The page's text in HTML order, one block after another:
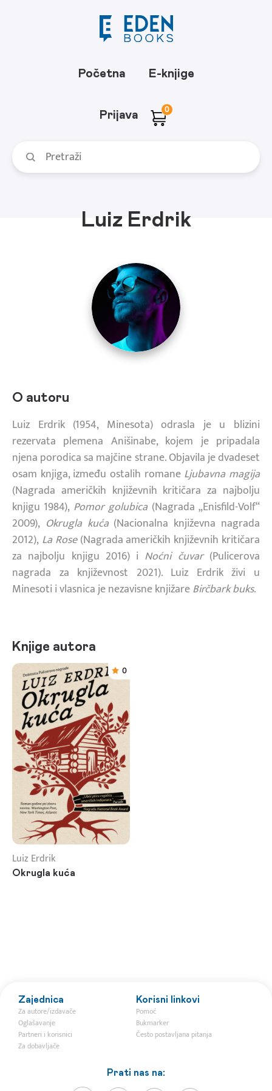
Početna E-knjige
Prijava 0
Luiz Erdrik
O autoru
Luiz Erdrik (1954, Minesota) odrasla je u blizini
rezervata plemena Anišinabe, kojem je pripadala
njena porodica sa majčine strane. Objavila je dvadeset
osam knjiga, između ostalih romane Ljubavna magija
(Nagrada američkih književnih kritičara za najbolju
knjigu 1984), Pomor golubica(Nagrada „Enisfild-Volf“
2009), Okrugla kuća(Nacionalna književna nagrada
2012), La Rose(Nagrada američkih književnih kritičara
za najbolju knjigu 2016) i Noćni čuvar(Pulicerova
nagrada za književnost 2021). Luiz Erdrik živi u
Minesoti i vlasnica je nezavisne knjižareBirčbark buks.
Knjige autora
0
Luiz Erdrik
Okrugla kuća
Zajednica
Za autore/izdavače
Oglašavanje
Partneri i korisnici
Za dobavljače
Korisni linkovi
Pomoć
Bukmarker
Često postavljana pitanja
Prati nas na: